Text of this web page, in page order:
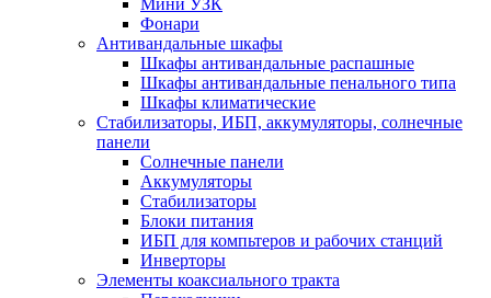
Мини УЗК
Фонари
Антивандальные шкафы
Шкафы антивандальные распашные
Шкафы антивандальные пенального типа
Шкафы климатические
Стабилизаторы, ИБП, аккумуляторы, солнечные
панели
Солнечные панели
Аккумуляторы
Стабилизаторы
Блоки питания
ИБП для компьтеров и рабочих станций
Инверторы
Элементы коаксиального тракта